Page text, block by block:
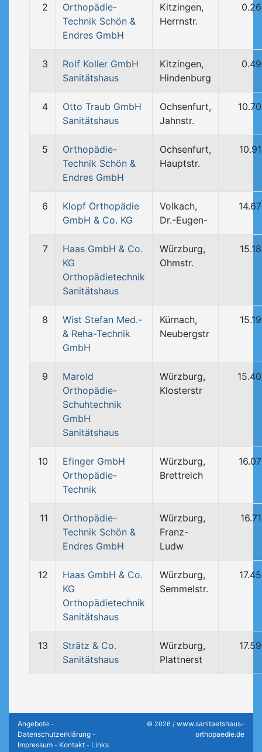
2
Orthopädie-
Technik Schön &
Endres GmbH
Kitzingen,
Herrnstr.
3
Rolf Koller GmbH
Sanitätshaus
Kitzingen,
Hindenburg
4
Otto Traub GmbH
Sanitätshaus
Ochsenfurt,
Jahnstr.
5
Orthopädie-
Technik Schön &
Endres GmbH
Ochsenfurt,
Hauptstr.
6
Klopf Orthopädie
GmbH & Co. KG
Volkach,
Dr.-Eugen-
7
Haas GmbH & Co.
KG
Orthopädietechnik
Sanitätshaus
Würzburg,
Ohmstr.
8
Wist Stefan Med.-
& Reha-Technik
GmbH
Kürnach,
Neubergstr
9
Marold
Orthopädie-
Schuhtechnik
GmbH
Sanitätshaus
Würzburg,
Klosterstr
10
Efinger GmbH
Orthopädie-
Technik
Würzburg,
Brettreich
11
Orthopädie-
Technik Schön &
Endres GmbH
Würzburg,
Franz-
Ludw
12
Haas GmbH & Co.
KG
Orthopädietechnik
Sanitätshaus
Würzburg,
Semmelstr.
13
Strätz & Co.
Sanitätshaus
Würzburg,
Plattnerst
Angebote -
Datenschutzerklärung -
Impressum - Kontakt - Links
© 2026 / www.sanitaetshaus-
orthopaedie.de